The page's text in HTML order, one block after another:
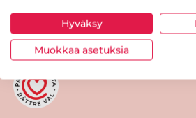
Hyväksy
Muokkaa asetuksia